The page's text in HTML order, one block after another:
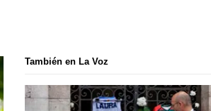
También en La Voz